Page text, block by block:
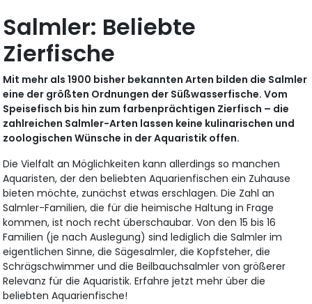
Salmler: Beliebte
Zierfische
Mit mehr als 1900 bisher bekannten Arten bilden die Salmler
eine der größten Ordnungen der Süßwasserfische. Vom
Speisefisch bis hin zum farbenprächtigen Zierfisch – die
zahlreichen Salmler-Arten lassen keine kulinarischen und
zoologischen Wünsche in der Aquaristik offen.
Die Vielfalt an Möglichkeiten kann allerdings so manchen
Aquaristen, der den beliebten Aquarienfischen ein Zuhause
bieten möchte, zunächst etwas erschlagen. Die Zahl an
Salmler-Familien, die für die heimische Haltung in Frage
kommen, ist noch recht überschaubar. Von den 15 bis 16
Familien (je nach Auslegung) sind lediglich die Salmler im
eigentlichen Sinne, die Sägesalmler, die Kopfsteher, die
Schrägschwimmer und die Beilbauchsalmler von größerer
Relevanz für die Aquaristik. Erfahre jetzt mehr über die
beliebten Aquarienfische!